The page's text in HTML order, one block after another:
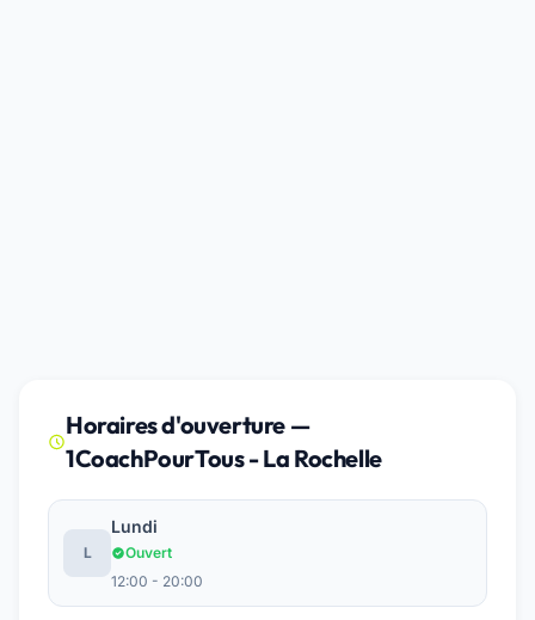
Horaires d'ouverture —
1CoachPourTous - La Rochelle
L
Lundi
Ouvert
12:00 - 20:00